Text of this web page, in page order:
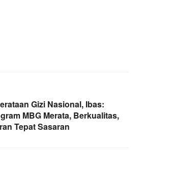
Gizi Nasional, Ibas:
MBG Merata, Berkualitas,
Tepat Sasaran